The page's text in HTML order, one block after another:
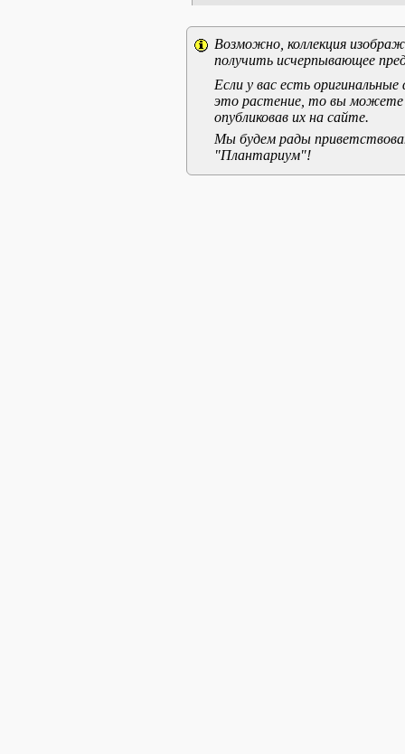
Возможно, коллекция
получить исчерпывающее
Если у вас есть
это растение, то вы можете
опубликовав их на сайте.
Мы будем рады
"Плантариум"!